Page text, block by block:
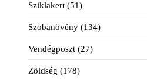
Sziklakert (51)
Szobanövény (134)
Vendégposzt (27)
Zöldség (178)